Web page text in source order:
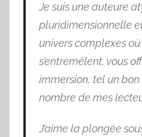
Je suis une auteure
pluridimensionnelle
univers complexes
s’entremêlent, vous
immersion, tel un bon
nombre de mes
J’aime la plongée